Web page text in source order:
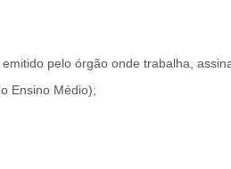
pelo órgão onde trabalha,
Ensino Médio);